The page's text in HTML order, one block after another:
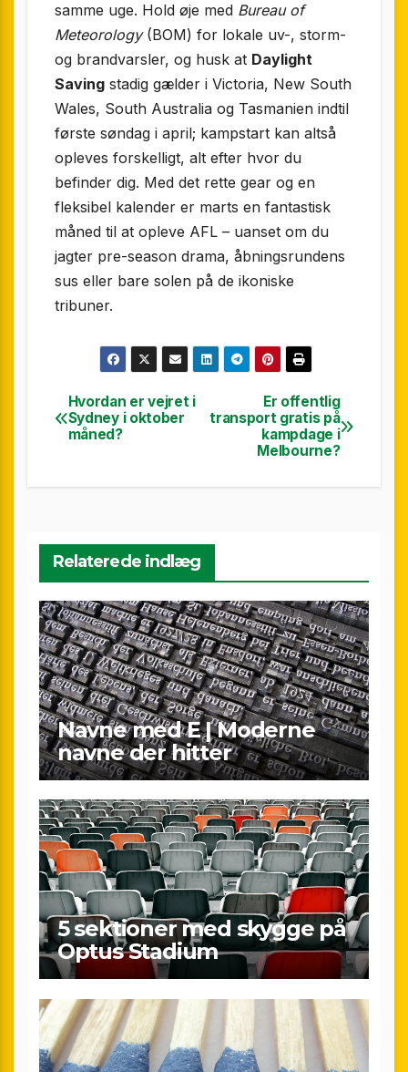
samme uge. Hold øje med Bureau of
Meteorology(BOM) for lokale uv-, storm-
og brandvarsler, og husk at Daylight
Saving stadig gælder i Victoria, New South
Wales, South Australia og Tasmanien indtil
første søndag i april; kampstart kan altså
opleves forskelligt, alt efter hvor du
befinder dig. Med det rette gear og en
fleksibel kalender er marts en fantastisk
måned til at opleve AFL – uanset om du
jagter pre-season drama, åbningsrundens
sus eller bare solen på de ikoniske
tribuner.
Indlægsnavigation
Er offentlig
transport gratis på
kampdage i
Melbourne?
Hvordan er vejret i
Sydney i oktober
måned?
Relaterede indlæg
Navne med E | Moderne
navne der hitter
5 sektioner med skygge på
Optus Stadium